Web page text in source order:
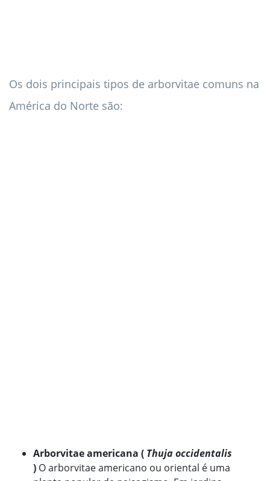
Os dois principais tipos de arborvitae comuns na
América do Norte são:
Arborvitae americana ( Thuja occidentalis
) O arborvitae americano ou oriental é uma